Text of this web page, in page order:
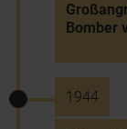
Bomber
1944